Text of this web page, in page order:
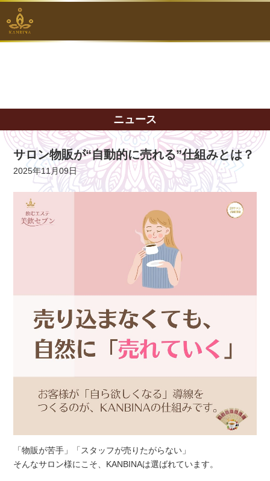
ニュース
サロン物販が“自動的に売れる”仕組みとは？
2025年11月09日
「物販が苦手」「スタッフが売りたがらない」
そんなサロン様にこそ、KANBINAは選ばれています。